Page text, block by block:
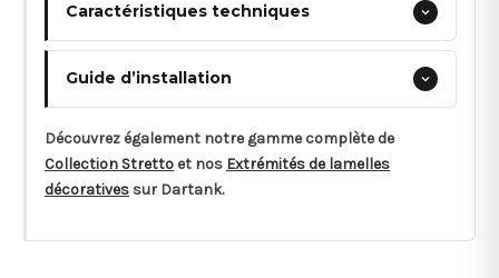
Caractéristiques techniques
Guide d’installation
Découvrez également notre gamme complète de
Collection Stretto et nos Extrémités de lamelles
décoratives sur Dartank.